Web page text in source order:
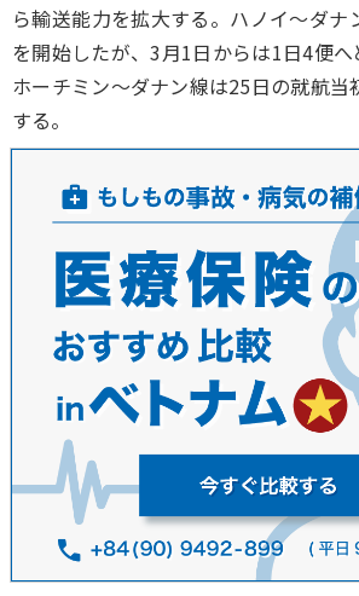
ら輸送能力を拡大する。ハノイ～ダナ
を開始したが、3月1日からは1日4便へ
ホーチミン～ダナン線は25日の就航
する。